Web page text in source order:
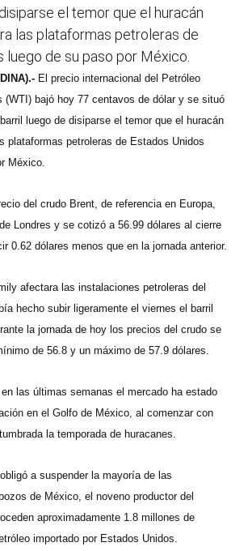
el temor que el huracán
las plataformas petroleras de
luego de su paso por México.
El precio internacional del Petróleo
(WTI) bajó hoy 77 centavos de dólar y se situó
luego de disiparse el temor que el huracán
plataformas petroleras de Estados Unidos
México.
del crudo Brent, de referencia en Europa,
Londres y se cotizó a 56.99 dólares al cierre
0.62 dólares menos que en la jornada anterior.
afectara las instalaciones petroleras del
hecho subir ligeramente el viernes el barril
la jornada de hoy los precios del crudo se
de 56.8 y un máximo de 57.9 dólares.
las últimas semanas el mercado ha estado
en el Golfo de México, al comenzar con
la temporada de huracanes.
a suspender la mayoría de las
de México, el noveno productor del
aproximadamente 1.8 millones de
importado por Estados Unidos.